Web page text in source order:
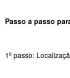
Passo a passo
1º passo: